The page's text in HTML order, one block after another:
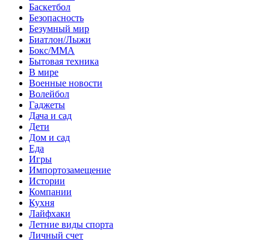
Баскетбол
Безопасность
Безумный мир
Биатлон/Лыжи
Бокс/MMA
Бытовая техника
В мире
Военные новости
Волейбол
Гаджеты
Дача и сад
Дети
Дом и сад
Еда
Игры
Импортозамещение
Истории
Компании
Кухня
Лайфхаки
Летние виды спорта
Личный счет